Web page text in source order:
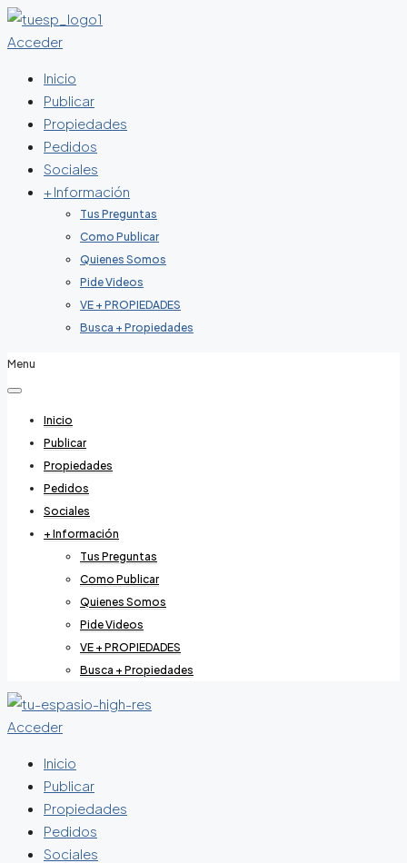
Acceder
Inicio
Publicar
Propiedades
Pedidos
Sociales
+ Información
Tus Preguntas
Como Publicar
Quienes Somos
Pide Videos
VE + PROPIEDADES
Busca + Propiedades
Menu
Inicio
Publicar
Propiedades
Pedidos
Sociales
+ Información
Tus Preguntas
Como Publicar
Quienes Somos
Pide Videos
VE + PROPIEDADES
Busca + Propiedades
Acceder
Inicio
Publicar
Propiedades
Pedidos
Sociales